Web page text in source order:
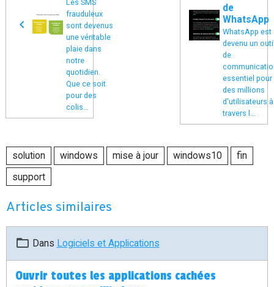
Les SMS
frauduleux
sont devenus
une véritable
plaie dans
notre
quotidien.
Que ce soit
pour des
colis...
de
WhatsApp
WhatsApp est
devenu un
de
essentiel pour
des millions
d'utilisateurs à
travers l...
solution windows mise à jour windows10
fin
support
Articles similaires
Dans Logiciels et Applications
Ouvrir toutes les applications cachées